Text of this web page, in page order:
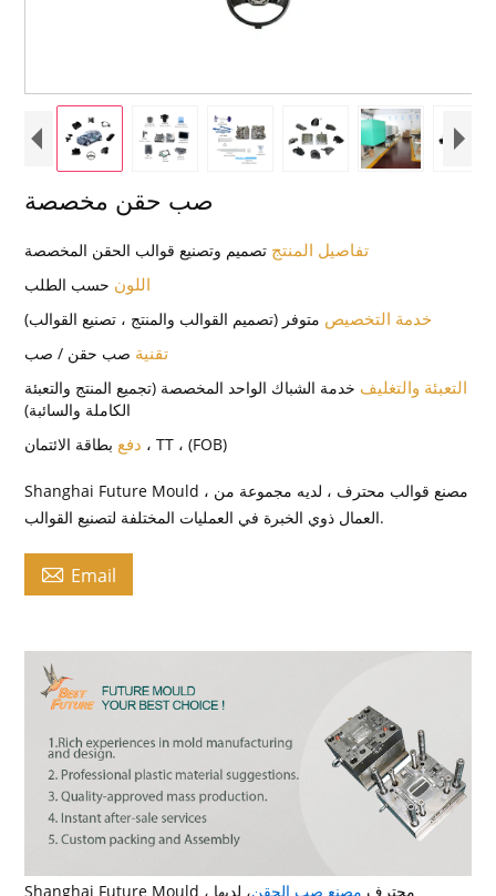
صب حقن مخصصة
تفاصيل المنتج تصميم وتصنيع قوالب الحقن المخصصة
اللون حسب الطلب
خدمة التخصيص متوفر (تصميم القوالب والمنتج ، تصنيع القوالب)
تقنية صب حقن / صب
التعبئة والتغليف خدمة الشباك الواحد المخصصة (تجميع المنتج والتعبئة
الكاملة والسائبة)
دفع بطاقة الائتمان ، TT ، (FOB)
Shanghai Future Mould ، مصنع قوالب محترف ، لديه مجموعة من
العمال ذوي الخبرة في العمليات المختلفة لتصنيع القوالب.
 Email
Shanghai Future Mould ، محترف مصنع صب الحقن، لديها